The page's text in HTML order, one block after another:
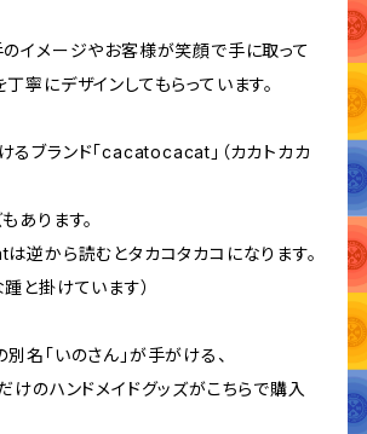
のイメージやお客様が笑顔で手に取って
寧にデザインしてもらっています。
ブランド「cacatocacat」（カカトカカ
あります。
逆から読むとタカコタカコになります。
と掛けています）
名「いのさん」が手がける、
けのハンドメイドグッズがこちらで購入